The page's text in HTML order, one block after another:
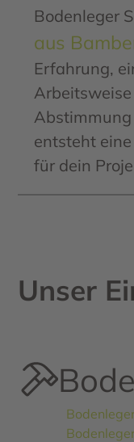
Bodenleger
aus
Erfahrung,
entsteht
für dein
Unser